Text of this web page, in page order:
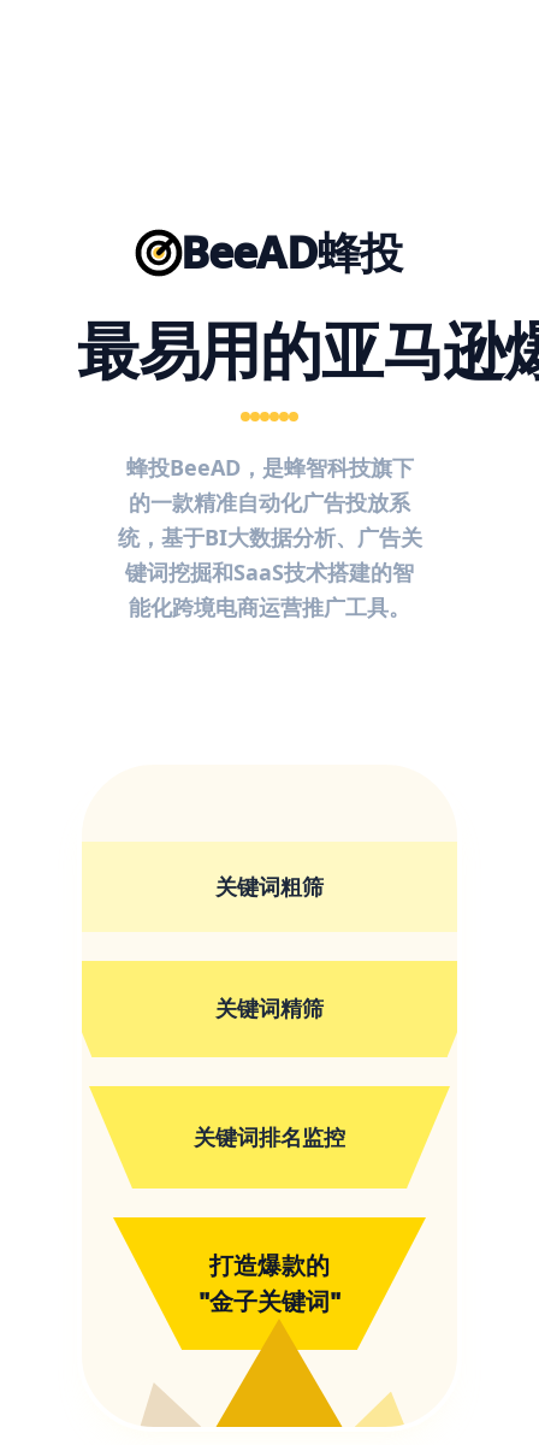
BeeAD蜂投
最易用的亚马逊
蜂投BeeAD，是蜂智科技旗下
的一款精准自动化广告投放系
统，基于BI大数据分析、广告关
键词挖掘和SaaS技术搭建的智
能化跨境电商运营推广工具。
关键词粗筛
关键词精筛
关键词排名监控
打造爆款的
"金子关键词"